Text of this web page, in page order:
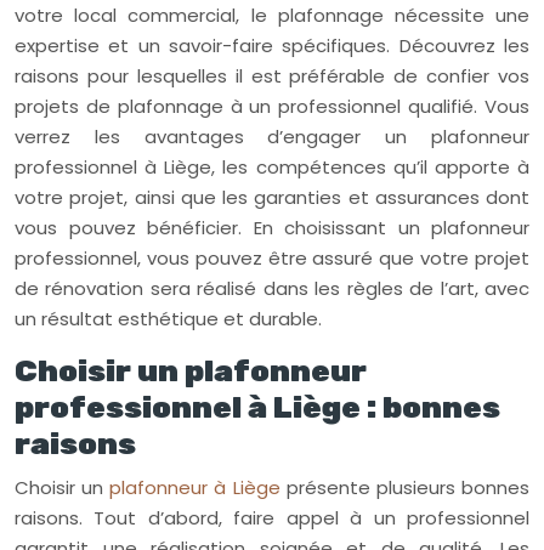
votre local commercial, le plafonnage nécessite une
expertise et un savoir-faire spécifiques. Découvrez les
raisons pour lesquelles il est préférable de confier vos
projets de plafonnage à un professionnel qualifié. Vous
verrez les avantages d’engager un plafonneur
professionnel à Liège, les compétences qu’il apporte à
votre projet, ainsi que les garanties et assurances dont
vous pouvez bénéficier. En choisissant un plafonneur
professionnel, vous pouvez être assuré que votre projet
de rénovation sera réalisé dans les règles de l’art, avec
un résultat esthétique et durable.
Choisir un plafonneur
professionnel à Liège : bonnes
raisons
Choisir unplafonneur à Liège présente plusieurs bonnes
raisons. Tout d’abord, faire appel à un professionnel